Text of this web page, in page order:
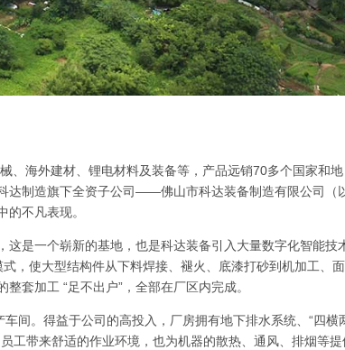
、海外建材、锂电材料及装备等，产品远销70多个国家和地
达制造旗下全资子公司——佛山市科达装备制造有限公司（
不凡表现。
是一个崭新的基地，也是科达装备引入大量数字化智能技
，使大型结构件从下料焊接、褪火、底漆打砂到机加工、
套加工 “足不出户”，全部在厂区内完成。
间。得益于公司的高投入，厂房拥有地下排水系统、“四横
工带来舒适的作业环境，也为机器的散热、通风、排烟等